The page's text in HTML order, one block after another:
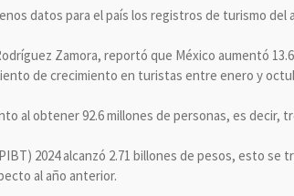
datos para el país los registros de turismo del
Zamora, reportó que México aumentó
de crecimiento en turistas entre enero y
al obtener 92.6 millones de personas, es decir,
2024 alcanzó 2.71 billones de pesos, esto se
al año anterior.